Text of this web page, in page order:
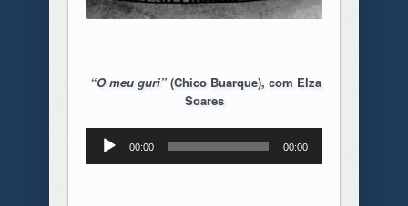
“O meu guri” (Chico Buarque), com Elza
Soares
Tocador
00:00 00:00